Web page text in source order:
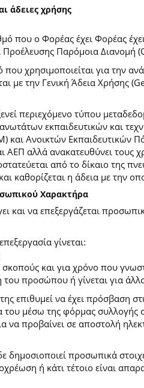
άδειες χρήσης
που ο Φορέας έχει Φορέας
Παρόμοια Διανομή
που χρησιμοποιείται για την
με την Γενική Άδεια Χρήσης
περιεχόμενο τύπου
εκπαιδευτικών και
Ανοικτών Εκπαιδευτικών
ΑΕΠ αλλά ανακατευθύνει
από το δίκαιο της
καθορίζεται η άδεια με την
Χαρακτήρα
και να επεξεργάζεται
γίνεται:
σκοπούς και για χρόνο που
του προσώπου ή γίνεται για
επιθυμεί να έχει πρόσβαση
του μέσω της φόρμας
να προβαίνει σε αποστολή
δημοσιοποιεί προσωπικά
ή κάτι τέτοιο είναι